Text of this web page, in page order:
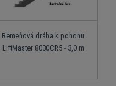
Remeňová dráha k pohonu
LiftMaster 8030CR5 - 3,0 m